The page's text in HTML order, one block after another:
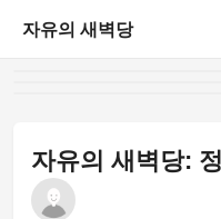
자유의 새벽당
자유의 새벽당: